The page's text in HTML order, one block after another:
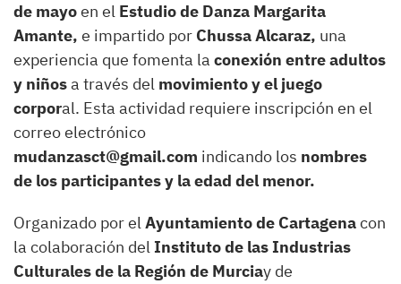
de mayoen el Estudio de Danza Margarita
Amante, e impartido por Chussa Alcaraz, una
experiencia que fomenta la conexión entre adultos
y niñosa través del movimiento y el juego
corporal. Esta actividad requiere inscripción en el
correo electrónico
mudanzasct@gmail.com indicando los nombres
de los participantes y la edad del menor.
Organizado por elAyuntamiento de Cartagenacon
la colaboración del Instituto de las Industrias
Culturales de la Región de Murciay de